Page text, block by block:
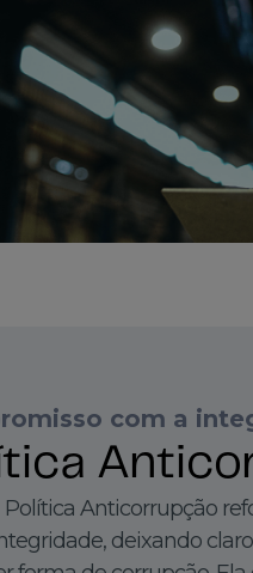
com a
Política Anticorrupção
deixando